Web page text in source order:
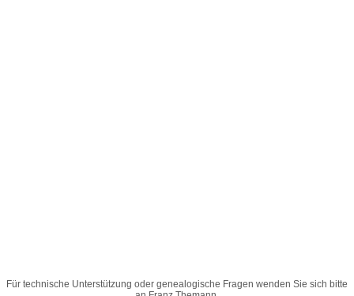
Für technische Unterstützung oder genealogische Fragen wenden Sie sich bitte